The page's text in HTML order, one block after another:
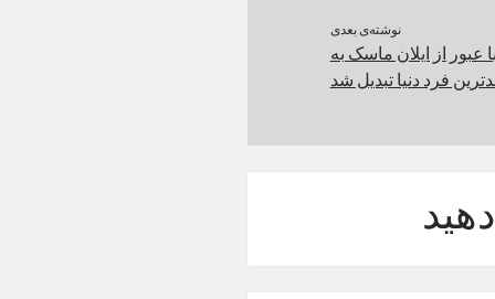
نوشته‌ی بعدی
از ایلان ماسک به
فرد دنیا تبدیل شد